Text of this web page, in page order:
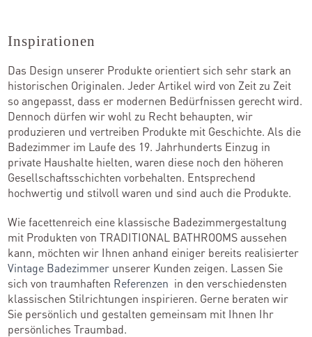
Inspirationen
Das Design unserer Produkte orientiert sich sehr stark an
historischen Originalen. Jeder Artikel wird von Zeit zu Zeit
so angepasst, dass er modernen Bedürfnissen gerecht wird.
Dennoch dürfen wir wohl zu Recht behaupten, wir
produzieren und vertreiben Produkte mit Geschichte. Als die
Badezimmer im Laufe des 19. Jahrhunderts Einzug in
private Haushalte hielten, waren diese noch den höheren
Gesellschaftsschichten vorbehalten. Entsprechend
hochwertig und stilvoll waren und sind auch die Produkte.
Wie facettenreich eine klassische Badezimmergestaltung
mit Produkten von TRADITIONAL BATHROOMS aussehen
kann, möchten wir Ihnen anhand einiger bereits realisierter
Vintage Badezimmer unserer Kunden zeigen. Lassen Sie
sich von traumhaften Referenzen in den verschiedensten
klassischen Stilrichtungen inspirieren. Gerne beraten wir
Sie persönlich und gestalten gemeinsam mit Ihnen Ihr
persönliches Traumbad.